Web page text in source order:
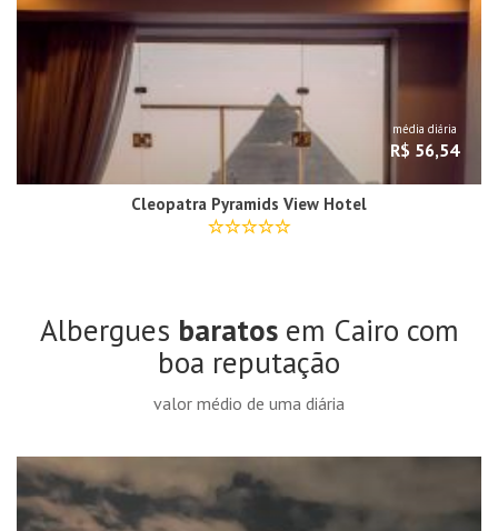
média diária
R$ 56,54
Cleopatra Pyramids View Hotel
Albergues baratosem Cairo com
boa reputação
valor médio de uma diária